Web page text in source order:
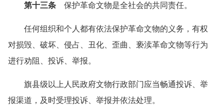
第十三条 保护革命文物是全社会的共同责任。
任何组织和个人都有依法保护革命文物的义务，有权
对损毁、破坏、侵占、丑化、歪曲、亵渎革命文物等行为
进行劝阻、投诉、举报。
旗县级以上人民政府文物行政部门应当畅通投诉、举
报渠道，及时受理投诉、举报并依法处理。